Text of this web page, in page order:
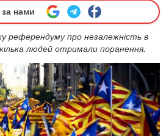
за нами
референдуму про незалежність в
кілька людей отримали поранення.